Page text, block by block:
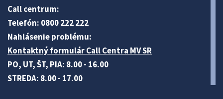
Call centrum:
Telefón: 0800 222 222
Nahlásenie problému:
Kontaktný formulár Call Centra MV SR
PO, UT, ŠT, PIA: 8.00 - 16.00
STREDA: 8.00 - 17.00